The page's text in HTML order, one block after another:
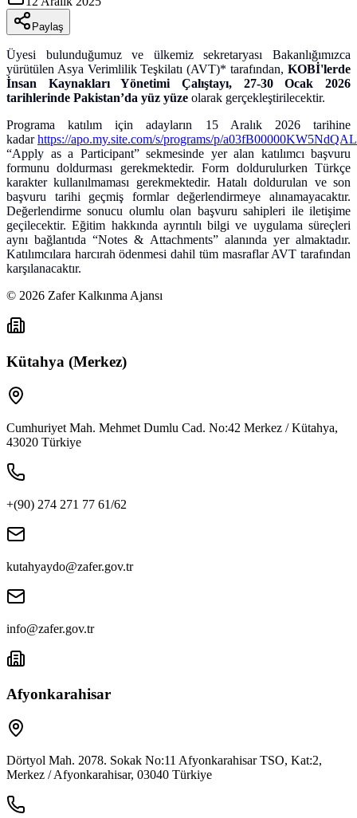
Paylaş
Üyesi bulunduğumuz ve ülkemiz sekretaryası Bakanlığımızca
yürütülen Asya Verimlilik Teşkilatı (AVT)* tarafından, KOBİ'lerde
İnsan Kaynakları Yönetimi Çalıştayı, 27-30 Ocak 2026
tarihlerinde Pakistan’da yüz yüze olarak gerçekleştirilecektir.
Programa katılım için adayların 15 Aralık 2026 tarihine
kadarhttps://apo.my.site.com/s/programs/p/
“Apply as a Participant” sekmesinde yer alan katılımcı başvuru
formunu doldurması gerekmektedir. Form doldurulurken Türkçe
karakter kullanılmaması gerekmektedir. Hatalı doldurulan ve son
başvuru tarihi geçmiş formlar değerlendirmeye alınamayacaktır.
Değerlendirme sonucu olumlu olan başvuru sahipleri ile iletişime
geçilecektir. Eğitim hakkında ayrıntılı bilgi ve uygulama süreçleri
aynı bağlantıda “Notes & Attachments” alanında yer almaktadır.
Katılımcılara harcırah ödenmesi dahil tüm masraflar AVT tarafından
karşılanacaktır.
© 2026 Zafer Kalkınma Ajansı
Kütahya (Merkez)
Cumhuriyet Mah. Mehmet Dumlu Cad. No:42 Merkez / Kütahya,
43020 Türkiye
+(90) 274 271 77 61/62
kutahyaydo@zafer.gov.tr
info@zafer.gov.tr
Afyonkarahisar
Dörtyol Mah. 2078. Sokak No:11 Afyonkarahisar TSO, Kat:2,
Merkez / Afyonkarahisar, 03040 Türkiye